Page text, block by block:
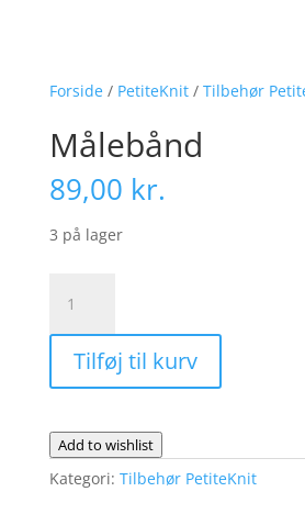
Forside/ PetiteKnit/ Tilbehør
Målebånd
89,00 kr.
3 på lager
antal
Tilføj til kurv
Add to wishlist
Kategori: Tilbehør PetiteKnit